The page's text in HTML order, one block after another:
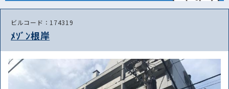
ビルコード：174319
ﾒｿﾞﾝ根岸